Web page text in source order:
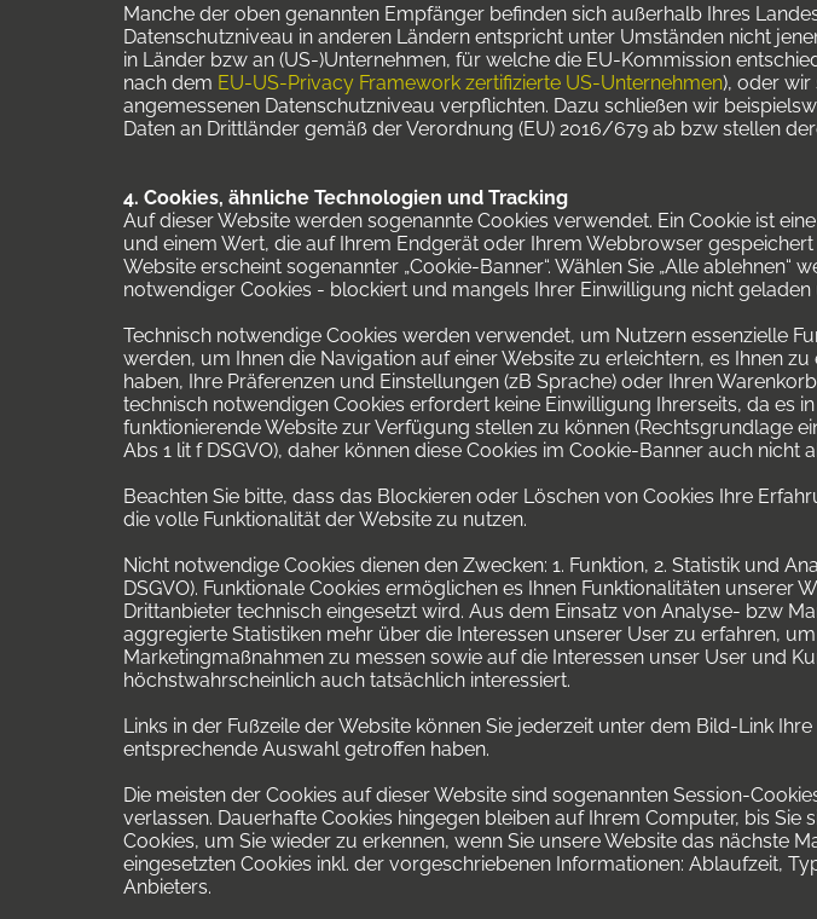
Manche der oben genannten Empfänger befinden sich außerhalb Ihres
Datenschutzniveau in anderen Ländern entspricht unter Umständen nicht
in Länder bzw an (US-)Unternehmen, für welche die EU-Kommission
nach dem EU-US-Privacy Framework zertifizierte US-Unternehmen), oder wir
angemessenen Datenschutzniveau verpflichten. Dazu schließen wir
Daten an Drittländer gemäß der Verordnung (EU) 2016/679 ab bzw stellen
4. Cookies, ähnliche Technologien und Tracking
Auf dieser Website werden sogenannte Cookies verwendet. Ein Cookie ist
und einem Wert, die auf Ihrem Endgerät oder Ihrem Webbrowser
Website erscheint sogenannter „Cookie-Banner“. Wählen Sie „Alle
notwendiger Cookies - blockiert und mangels Ihrer Einwilligung nicht
Technisch notwendige Cookies werden verwendet, um Nutzern essenzielle
werden, um Ihnen die Navigation auf einer Website zu erleichtern, es Ihnen
haben, Ihre Präferenzen und Einstellungen (zB Sprache) oder Ihren
technisch notwendigen Cookies erfordert keine Einwilligung Ihrerseits, da es
funktionierende Website zur Verfügung stellen zu können (Rechtsgrundlage
Abs 1 lit f DSGVO), daher können diese Cookies im Cookie-Banner auch nicht
Beachten Sie bitte, dass das Blockieren oder Löschen von Cookies Ihre
die volle Funktionalität der Website zu nutzen.
Nicht notwendige Cookies dienen den Zwecken: 1. Funktion, 2. Statistik und
DSGVO). Funktionale Cookies ermöglichen es Ihnen Funktionalitäten
Drittanbieter technisch eingesetzt wird. Aus dem Einsatz von Analyse- bzw
aggregierte Statistiken mehr über die Interessen unserer User zu erfahren,
Marketingmaßnahmen zu messen sowie auf die Interessen unser User und
höchstwahrscheinlich auch tatsächlich interessiert.
Links in der Fußzeile der Website können Sie jederzeit unter dem Bild-Link
entsprechende Auswahl getroffen haben.
Die meisten der Cookies auf dieser Website sind sogenannten Session-
verlassen. Dauerhafte Cookies hingegen bleiben auf Ihrem Computer, bis
Cookies, um Sie wieder zu erkennen, wenn Sie unsere Website das nächste
eingesetzten Cookies inkl. der vorgeschriebenen Informationen: Ablaufzeit,
Anbieters.